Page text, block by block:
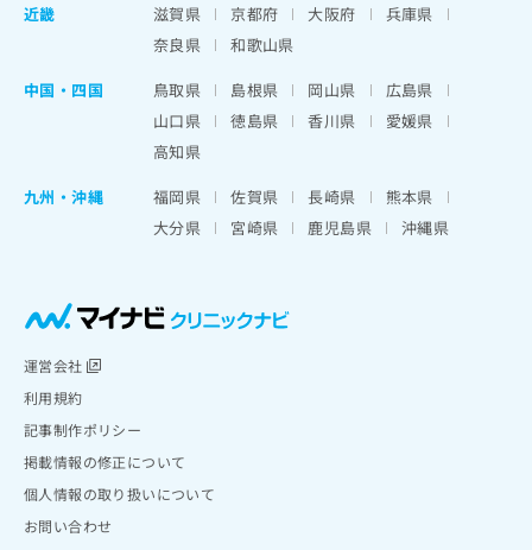
近畿
滋賀県 京都府 大阪府
兵庫県
奈良県
和歌山県
中国・四国
鳥取県 島根県 岡山県
広島県
山口県
徳島県 香川県
愛媛県
高知県
九州・沖縄
福岡県 佐賀県 長崎県
熊本県
大分県
宮崎県 鹿児島県 沖縄県
運営会社
利用規約
記事制作ポリシー
掲載情報の修正について
個人情報の取り扱いについて
お問い合わせ